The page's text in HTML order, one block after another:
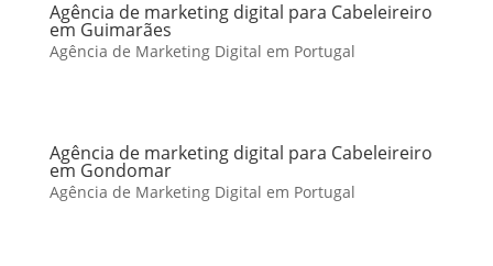
Agência de marketing digital para Cabeleireiro
em Guimarães
Agência de Marketing Digital em Portugal
Agência de marketing digital para Cabeleireiro
em Gondomar
Agência de Marketing Digital em Portugal